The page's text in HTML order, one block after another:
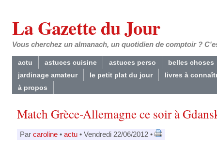
La Gazette du Jour
Vous cherchez un almanach, un quotidien de comptoir ?
actu astuces cuisine astuces perso
belles choses
jardinage amateur
le petit plat du jour
livres à
à propos
Match Grèce-Allemagne ce soir à
Par caroline • actu • Vendredi 22/06/2012 •